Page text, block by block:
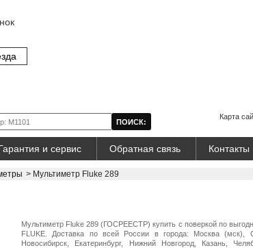
Карта
и сервис Обратная связь Контакты
> Мультиметр Fluke 289
Мультиметр Fluke 289 (ГОСРЕЕСТР) купить с поверкой по
FLUKE. Доставка по всей России в города: Москва (мск),
Новосибирск, Екатеринбург, Нижний Новгород, Казань,